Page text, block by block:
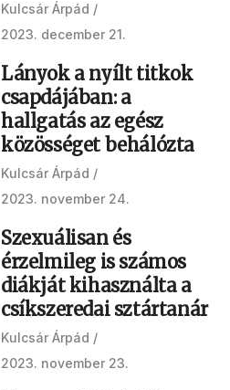
Kulcsár Árpád
2023. december 21.
Lányok a nyílt titkok
csapdájában: a
hallgatás az egész
közösséget behálózta
Kulcsár Árpád
2023. november 24.
Szexuálisan és
érzelmileg is számos
diákját kihasználta a
csíkszeredai sztártanár
Kulcsár Árpád
2023. november 23.